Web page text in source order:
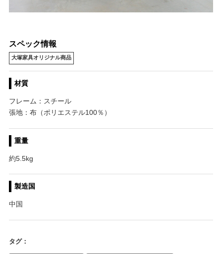
スペック情報
大塚家具オリジナル商品
材質
フレーム：スチール
張地：布（ポリエステル100％）
重量
約5.5kg
製造国
中国
タグ：